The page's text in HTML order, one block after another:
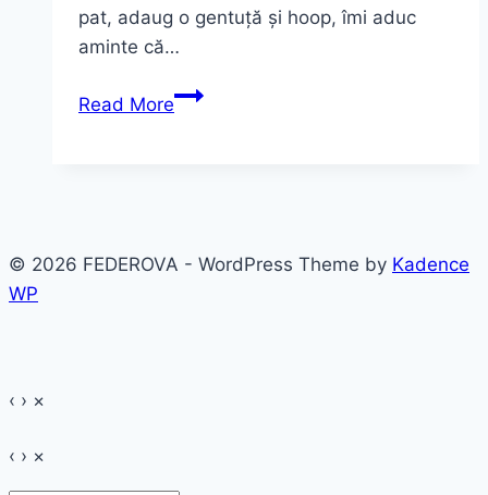
pat, adaug o gentuță și hoop, îmi aduc
aminte că…
Read More“Electric
© 2026 FEDEROVA - WordPress Theme by Kadence
WP
‹ › ×
‹ › ×